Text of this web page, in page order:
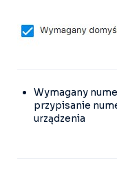
Wymagany
przypisanie
urządzenia